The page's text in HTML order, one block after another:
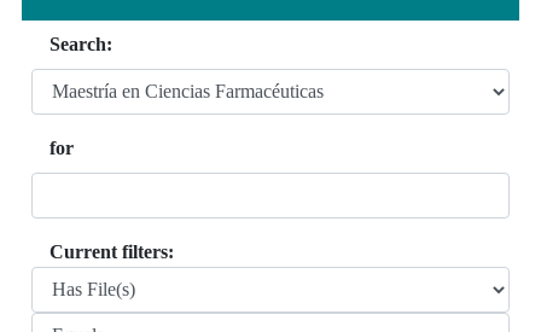
Search:
for
Current filters: